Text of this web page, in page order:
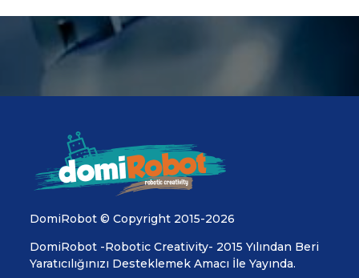
DomiRobot © Copyright 2015-2026
DomiRobot -Robotic Creativity- 2015 Yılından Beri
Yaratıcılığınızı Desteklemek Amacı İle Yayında.